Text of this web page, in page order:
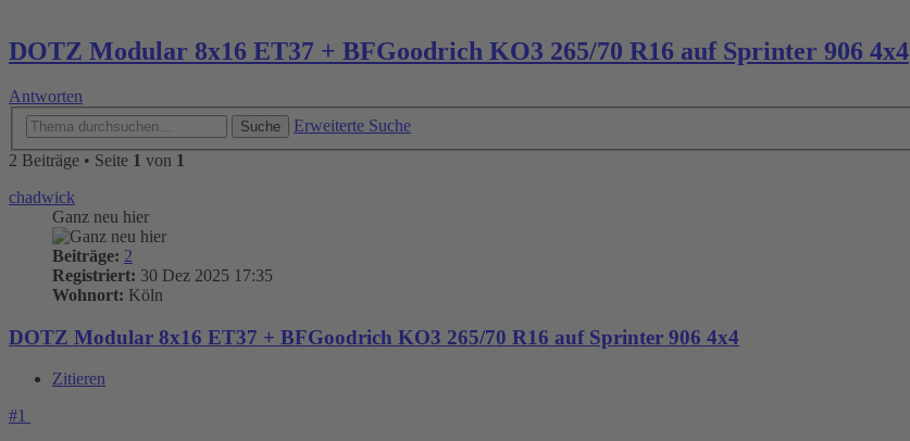
DOTZ Modular 8x16 ET37 + BFGoodrich KO3 265/70 R16 auf Sprinter 906 4x4
Antworten
Suche
Erweiterte Suche
2 Beiträge • Seite 1 von 1
chadwick
Ganz neu hier
Beiträge: 2
Registriert: 30 Dez 2025 17:35
Wohnort: Köln
DOTZ Modular 8x16 ET37 + BFGoodrich KO3 265/70 R16 auf Sprinter 906 4x4
Zitieren
#1